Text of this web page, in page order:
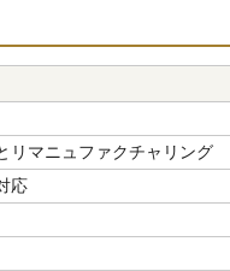
リマニュファクチャリング
応